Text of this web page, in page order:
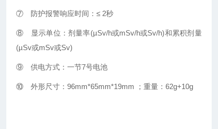
⑦ 防护报警响应时间：≤ 2秒
⑧ 显示单位：剂量率(µSv/h或mSv/h或Sv/h)和累积剂量
(µSv或mSv或Sv)
⑨供电方式：一节7号电池
⑩外形尺寸：96mm*65mm*19mm ；重量：62g+10g